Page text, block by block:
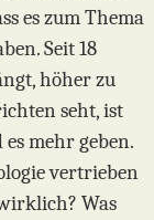
es zum Thema
Seit 18
höher zu
seht, ist
mehr geben.
vertrieben
Was